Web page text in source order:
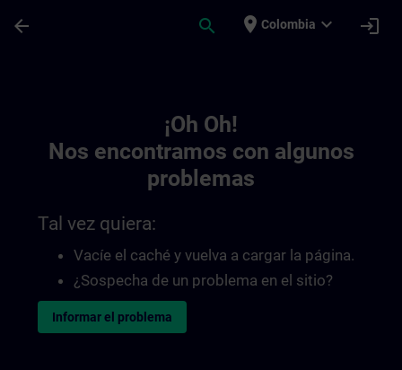
arrow_back search place Colombia expand_more login
¡Oh Oh!
Nos encontramos con algunos
problemas
Tal vez quiera:
Vacíe el caché y vuelva a cargar la página.
¿Sospecha de un problema en el sitio?
Informar el problema